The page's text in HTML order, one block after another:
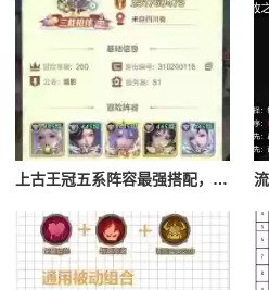
上古王冠五系阵容最强搭配，上古王冠五星排行